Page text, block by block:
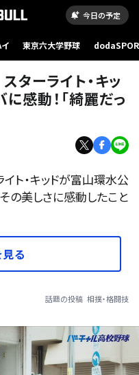
今日の予定
東京六大学野球
ターライト・キッ
感動！「綺麗だっ
ト・キッドが富山環水公
の美しさに感動したこと
る
話題の投稿 相撲・格闘技